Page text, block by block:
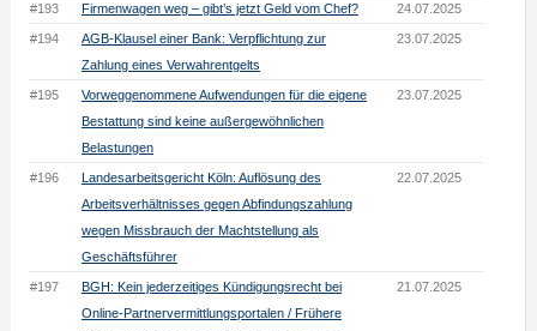
#193 Firmenwagen weg – gibt’s jetzt Geld vom Chef? 24.07.2025
#194
AGB-Klausel einer Bank: Verpflichtung zur
Zahlung eines Verwahrentgelts
23.07.2025
#195
Vorweggenommene Aufwendungen für die eigene
Bestattung sind keine außergewöhnlichen
Belastungen
23.07.2025
#196
Landesarbeitsgericht Köln: Auflösung des
Arbeitsverhältnisses gegen Abfindungszahlung
wegen Missbrauch der Machtstellung als
Geschäftsführer
22.07.2025
#197
BGH: Kein jederzeitiges Kündigungsrecht bei
Online-Partnervermittlungsportalen / Frühere
21.07.2025